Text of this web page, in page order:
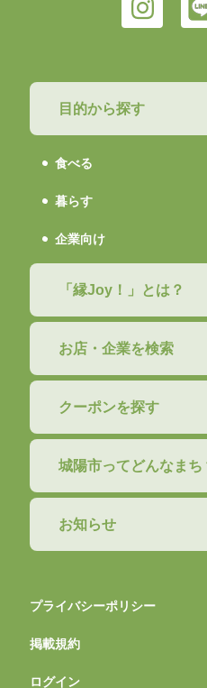
目的から探す
食べる
暮らす
企業向け
「縁Joy！」とは？
お店・企業を検索
クーポンを探す
城陽市ってどんなまち
お知らせ
プライバシーポリシー
掲載規約
ログイン